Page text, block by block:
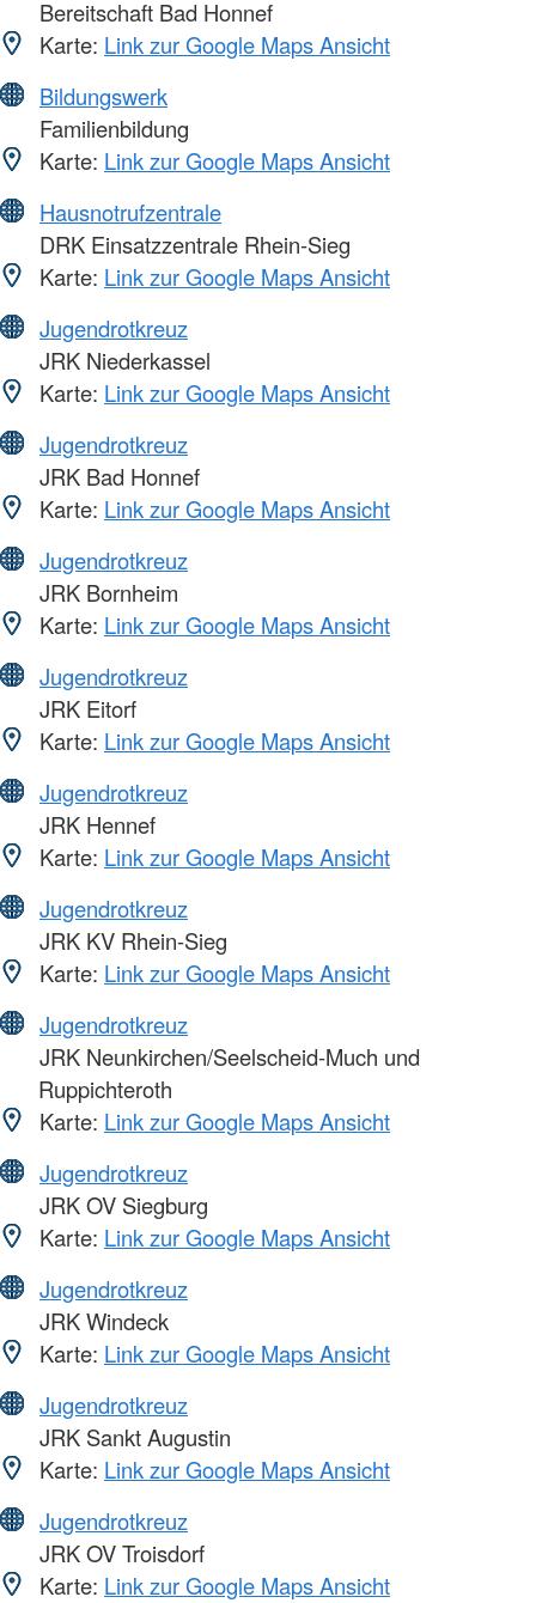
Bereitschaft Bad Honnef
Karte: Link zur Google Maps Ansicht
Bildungswerk
Familienbildung
Karte: Link zur Google Maps Ansicht
Hausnotrufzentrale
DRK Einsatzzentrale Rhein-Sieg
Karte: Link zur Google Maps Ansicht
Jugendrotkreuz
JRK Niederkassel
Karte: Link zur Google Maps Ansicht
Jugendrotkreuz
JRK Bad Honnef
Karte: Link zur Google Maps Ansicht
Jugendrotkreuz
JRK Bornheim
Karte: Link zur Google Maps Ansicht
Jugendrotkreuz
JRK Eitorf
Karte: Link zur Google Maps Ansicht
Jugendrotkreuz
JRK Hennef
Karte: Link zur Google Maps Ansicht
Jugendrotkreuz
JRK KV Rhein-Sieg
Karte: Link zur Google Maps Ansicht
Jugendrotkreuz
JRK Neunkirchen/Seelscheid-Much und
Ruppichteroth
Karte: Link zur Google Maps Ansicht
Jugendrotkreuz
JRK OV Siegburg
Karte: Link zur Google Maps Ansicht
Jugendrotkreuz
JRK Windeck
Karte: Link zur Google Maps Ansicht
Jugendrotkreuz
JRK Sankt Augustin
Karte: Link zur Google Maps Ansicht
Jugendrotkreuz
JRK OV Troisdorf
Karte: Link zur Google Maps Ansicht